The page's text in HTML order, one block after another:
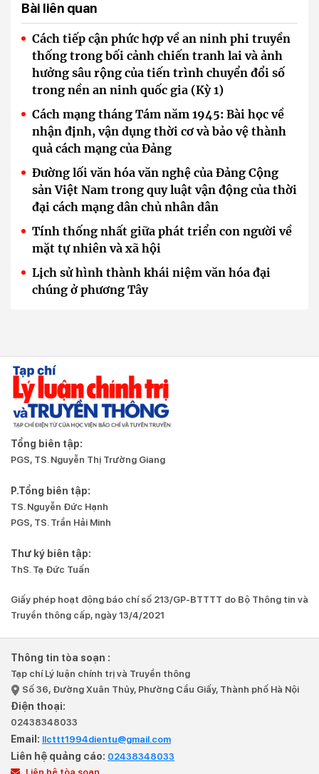
Bài liên quan
Cách tiếp cận phức hợp về an ninh phi truyền
thống trong bối cảnh chiến tranh lai và ảnh
hưởng sâu rộng của tiến trình chuyển đổi số
trong nền an ninh quốc gia (Kỳ 1)
Cách mạng tháng Tám năm 1945: Bài học về
nhận định, vận dụng thời cơ và bảo vệ thành
quả cách mạng của Đảng
Đường lối văn hóa văn nghệ của Đảng Cộng
sản Việt Nam trong quy luật vận động của thời
đại cách mạng dân chủ nhân dân
Tính thống nhất giữa phát triển con người về
mặt tự nhiên và xã hội
Lịch sử hình thành khái niệm văn hóa đại
chúng ở phương Tây
Tổng biên tập:
PGS, TS. Nguyễn Thị Trường Giang
P.Tổng biên tập:
TS. Nguyễn Đức Hạnh
PGS, TS. Trần Hải Minh
Thư ký biên tập:
ThS. Tạ Đức Tuấn
Giấy phép hoạt động báo chí số 213/GP-BTTTT do Bộ Thông tin và
Truyền thông cấp, ngày 13/4/2021
Thông tin tòa soạn :
Tạp chí Lý luận chính trị và Truyền thông
Số 36, Đường Xuân Thủy, Phường Cầu Giấy, Thành phố Hà Nội
Điện thoại:
02438348033
Email: llcttt1994dientu@gmail.com
Liên hệ quảng cáo: 02438348033